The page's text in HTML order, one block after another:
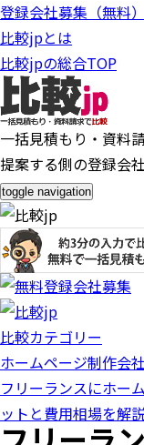
登録会社募集（無料）
比較jpとは
比較jpの総合TOP
一括見積もり・資料
提案する側の登録会
toggle navigation
比較カテゴリー
ホームページ制作会
フリーランスにホー
ットと費用相場を解